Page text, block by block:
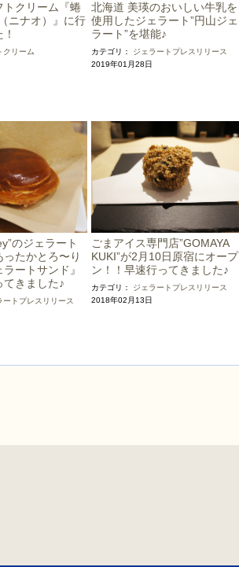
トクリーム『蜷
ニナオ）』に行
クリーム
北海道 美瑛のおいしい牛乳を
使用したジェラート”円山ジェ
ラート”を堪能♪
カテゴリ： ジェラート プレスリリース
2019年01月28日
のジェラート
たかとろ〜り
ートサンド』
てきました♪
ート プレスリリース
ごまアイス専門店”GOMAYA
KUKI”が2月10日原宿にオープ
ン！！早速行ってきました♪
カテゴリ： ジェラート プレスリリース
2018年02月13日